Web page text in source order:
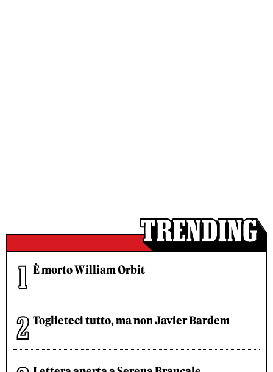
È morto William Orbit
Toglieteci tutto, ma non Javier Bardem